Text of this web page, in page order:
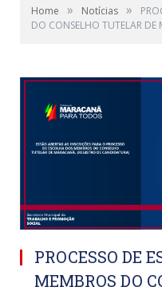
Home » Notícias »
DO CONSELHO TUTELAR DE
PROCESSO DE
MEMBROS DO